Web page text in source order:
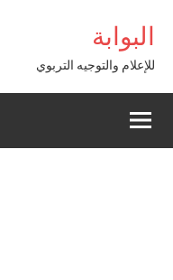
contenu
البوابة
للإعلام والتوجيه التربوي